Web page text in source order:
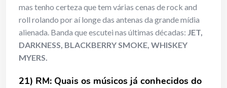
mas tenho certeza que tem várias cenas de rock and
roll rolando por aí longe das antenas da grande mídia
alienada. Banda que escutei nas últimas décadas: JET,
DARKNESS, BLACKBERRY SMOKE, WHISKEY
MYERS.
21) RM: Quais os músicos já conhecidos do